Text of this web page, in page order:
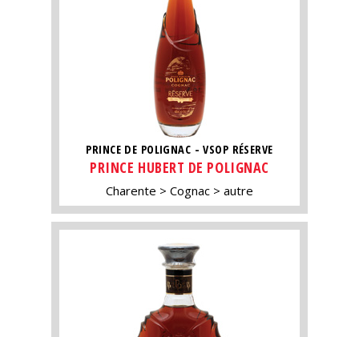
PRINCE DE POLIGNAC - VSOP RÉSERVE
PRINCE HUBERT DE POLIGNAC
Charente Cognac autre